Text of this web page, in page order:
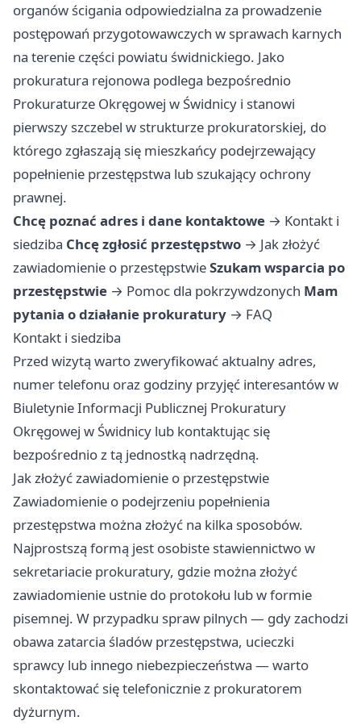
organów ścigania odpowiedzialna za prowadzenie
postępowań przygotowawczych w sprawach karnych
na terenie części powiatu świdnickiego. Jako
prokuratura rejonowa podlega bezpośrednio
Prokuraturze Okręgowej w Świdnicy i stanowi
pierwszy szczebel w strukturze prokuratorskiej, do
którego zgłaszają się mieszkańcy podejrzewający
popełnienie przestępstwa lub szukający ochrony
prawnej.
Chcę poznać adres i dane kontaktowe → Kontakt i
siedziba Chcę zgłosić przestępstwo → Jak złożyć
zawiadomienie o przestępstwieSzukam wsparcia po
przestępstwie → Pomoc dla pokrzywdzonych Mam
pytania o działanie prokuratury → FAQ
Kontakt i siedziba
Przed wizytą warto zweryfikować aktualny adres,
numer telefonu oraz godziny przyjęć interesantów w
Biuletynie Informacji Publicznej Prokuratury
Okręgowej w Świdnicy lub kontaktując się
bezpośrednio z tą jednostką nadrzędną.
Jak złożyć zawiadomienie o przestępstwie
Zawiadomienie o podejrzeniu popełnienia
przestępstwa można złożyć na kilka sposobów.
Najprostszą formą jest osobiste stawiennictwo w
sekretariacie prokuratury, gdzie można złożyć
zawiadomienie ustnie do protokołu lub w formie
pisemnej. W przypadku spraw pilnych — gdy zachodzi
obawa zatarcia śladów przestępstwa, ucieczki
sprawcy lub innego niebezpieczeństwa — warto
skontaktować się telefonicznie z prokuratorem
dyżurnym.